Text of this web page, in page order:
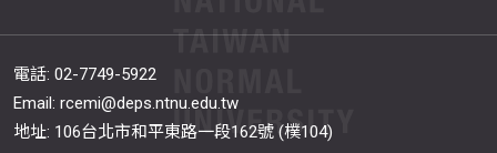
電話: 02-7749-5922
Email: rcemi@deps.ntnu.edu.tw
地址: 106台北市和平東路一段162號 (樸104)